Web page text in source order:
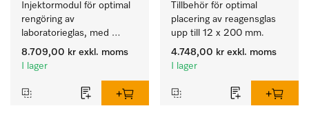
Injektormodul för optimal
rengöring av
laboratorieglas, med
36 injektorplatser.
8.709,00 kr exkl. moms
I lager
Tillbehör för optimal
placering av reagensglas
upp till 12 x 200 mm.
4.748,00 kr exkl. moms
I lager